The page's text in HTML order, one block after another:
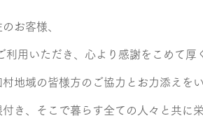
お客様、
用いただき、心より感謝をこめて厚
地域の皆様方のご協力とお力添えを
き、そこで暮らす全ての人々と共に